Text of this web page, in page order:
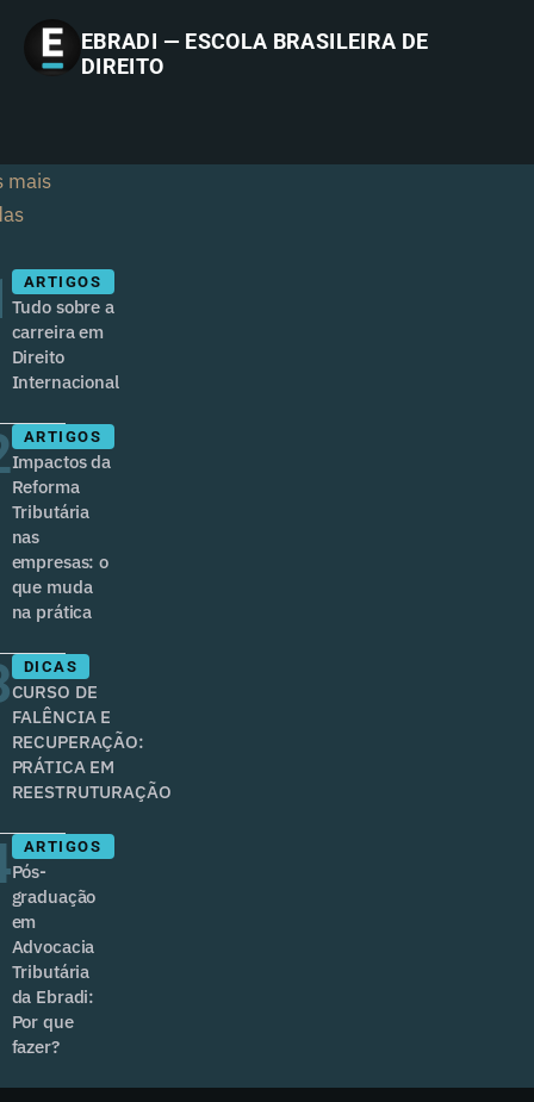
EBRADI — ESCOLA BRASILEIRA DE
DIREITO
mais
ARTIGOS
Tudo sobre a
carreira em
Direito
Internacional
ARTIGOS
Impactos da
Reforma
Tributária
nas
empresas: o
que muda
na prática
DICAS
CURSO DE
FALÊNCIA E
RECUPERAÇÃO:
PRÁTICA EM
REESTRUTURAÇÃO
ARTIGOS
Pós-
graduação
em
Advocacia
Tributária
da Ebradi:
Por que
fazer?